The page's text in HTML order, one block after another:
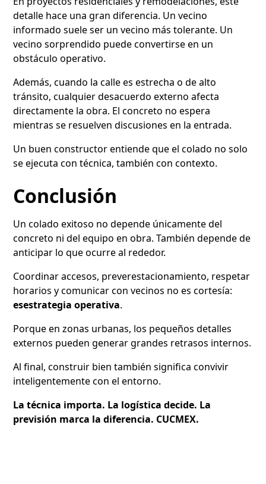
detalle hace una gran diferencia. Un vecino
informado suele ser un vecino más tolerante. Un
vecino sorprendido puede convertirse en un
obstáculo operativo.
Además, cuando la calle es estrecha o de alto
tránsito, cualquier desacuerdo externo afecta
directamente la obra. El concreto no espera
mientras se resuelven discusiones en la entrada.
Un buen constructor entiende que el colado no solo
se ejecuta con técnica, también con contexto.
Conclusión
Un colado exitoso no depende únicamente del
concreto ni del equipo en obra. También depende de
anticipar lo que ocurre al rededor.
Coordinar accesos, preverestacionamiento, respetar
horarios y comunicar con vecinos no es cortesía:
esestrategia operativa.
Porque en zonas urbanas, los pequeños detalles
externos pueden generar grandes retrasos internos.
Al final, construir bien también significa convivir
inteligentemente con el entorno.
La técnica importa. La logística decide. La
previsión marca la diferencia. CUCMEX.